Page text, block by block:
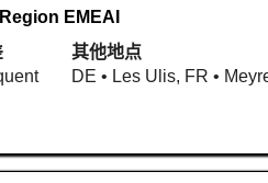
EMEAI
其他地点
DE • Les Ulis, FR •